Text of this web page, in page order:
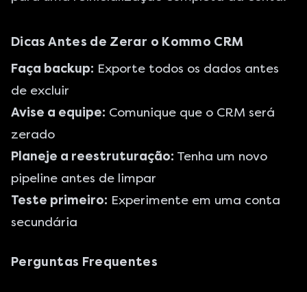
Dicas Antes de Zerar o Kommo CRM
Faça backup: Exporte todos os dados antes
de excluir
Avise a equipe: Comunique que o CRM será
zerado
Planeje a reestruturação: Tenha um novo
pipeline antes de limpar
Teste primeiro: Experimente em uma conta
secundária
Perguntas Frequentes